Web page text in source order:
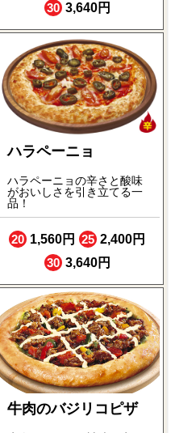
303,640円
ハラペーニョ
ハラペーニョの辛さと酸味
がおいしさを引き立てる一
品！
20 1,560円 25 2,400円
303,640円
牛肉のバジリコピザ